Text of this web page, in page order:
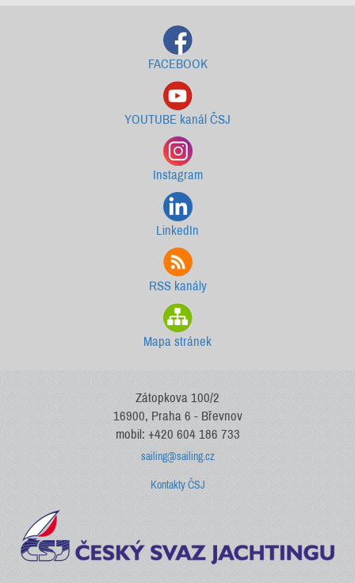
FACEBOOK
YOUTUBE kanál ČSJ
Instagram
LinkedIn
RSS kanály
Mapa stránek
Zátopkova 100/2
16900, Praha 6 - Břevnov
mobil: +420 604 186 733
sailing@sailing.cz
Kontakty ČSJ